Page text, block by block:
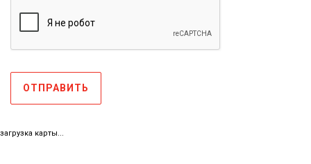
ОТПРАВИТЬ
загрузка карты...